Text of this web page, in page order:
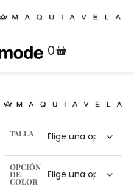
0
TALLA
OPCIÓN
DE
COLOR